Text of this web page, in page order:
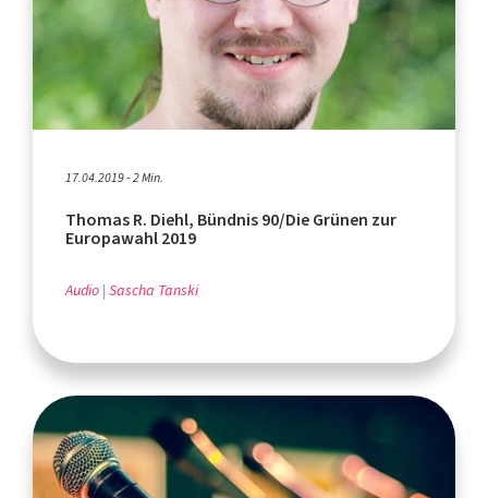
17.04.2019 - 2 Min.
Thomas R. Diehl, Bündnis 90/Die Grünen zur
Europawahl 2019
Audio Sascha Tanski